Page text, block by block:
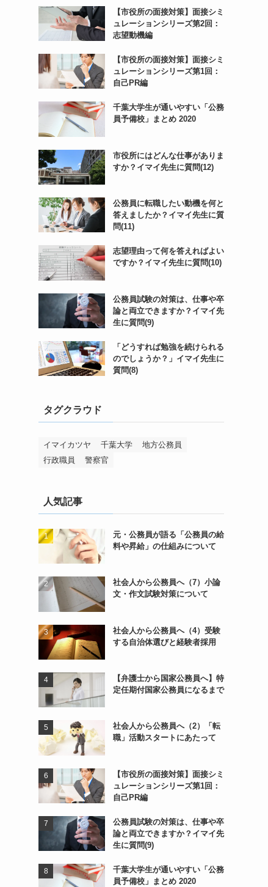
【市役所の面接対策】面接シミ
ュレーションシリーズ第2回：
志望動機編
【市役所の面接対策】面接シミ
ュレーションシリーズ第1回：
自己PR編
千葉大学生が通いやすい「公務
員予備校」まとめ 2020
市役所にはどんな仕事がありま
すか？イマイ先生に質問(12)
公務員に転職したい動機を何と
答えましたか？イマイ先生に質
問(11)
志望理由って何を答えればよい
ですか？イマイ先生に質問(10)
公務員試験の対策は、仕事や卒
論と両立できますか？イマイ先
生に質問(9)
「どうすれば勉強を続けられる
のでしょうか？」イマイ先生に
質問(8)
タグクラウド
イマイカツヤ 千葉大学
地方公務員
行政職員
警察官
人気記事
元・公務員が語る「公務員の給
料や昇給」の仕組みについて
社会人から公務員へ（7）小論
文・作文試験対策について
社会人から公務員へ（4）受験
する自治体選びと経験者採用
【弁護士から国家公務員へ】特
定任期付国家公務員になるまで
社会人から公務員へ（2）「転
職」活動スタートにあたって
【市役所の面接対策】面接シミ
ュレーションシリーズ第1回：
自己PR編
公務員試験の対策は、仕事や卒
論と両立できますか？イマイ先
生に質問(9)
千葉大学生が通いやすい「公務
員予備校」まとめ 2020